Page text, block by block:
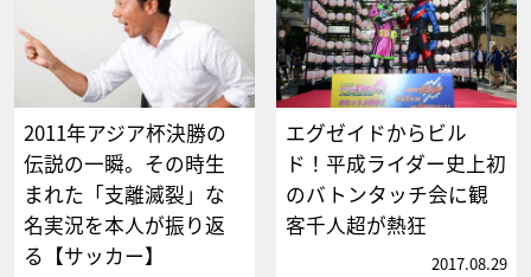
2011年アジア杯決勝の
伝説の一瞬。その時生
まれた「支離滅裂」な
名実況を本人が振り返
る【サッカー】
エグゼイドからビル
ド！平成ライダー史上初
のバトンタッチ会に観
客千人超が熱狂
2017.08.29